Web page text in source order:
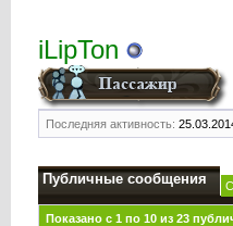
iLipTon
Последняя активность:
Публичные сообщения
Показано с 1 по 10из 23